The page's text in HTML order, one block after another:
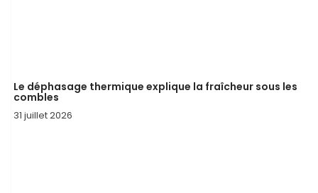
Le déphasage thermique explique la fraîcheur sous les
combles
31 juillet 2026